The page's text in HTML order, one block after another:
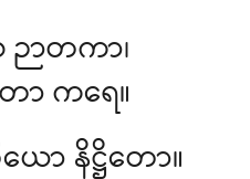
ာတကာ၊
ာ ကရေ။
ော နိဋ္ဌိတော။